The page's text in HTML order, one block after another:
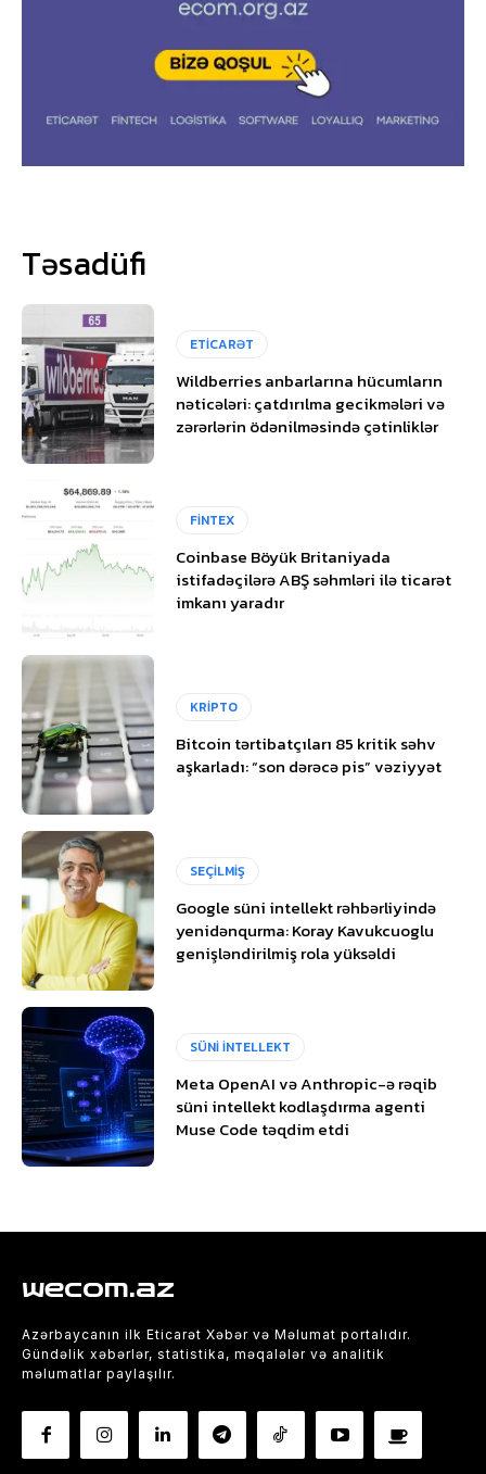
Təsadüfi
ETİCARƏT
Wildberries anbarlarına hücumların
nəticələri: çatdırılma gecikmələri və
zərərlərin ödənilməsində çətinliklər
FİNTEX
Coinbase Böyük Britaniyada
istifadəçilərə ABŞ səhmləri ilə ticarət
imkanı yaradır
KRİPTO
Bitcoin tərtibatçıları 85 kritik səhv
aşkarladı: “son dərəcə pis” vəziyyət
SEÇİLMİŞ
Google süni intellekt rəhbərliyində
yenidənqurma: Koray Kavukcuoglu
genişləndirilmiş rola yüksəldi
SÜNİ İNTELLEKT
Meta OpenAI və Anthropic-ə rəqib
süni intellekt kodlaşdırma agenti
Muse Code təqdim etdi
wecom.az
Azərbaycanın ilk Eticarət Xəbər və Məlumat portalıdır.
Gündəlik xəbərlər, statistika, məqalələr və analitik
məlumatlar paylaşılır.